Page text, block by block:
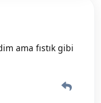
ama fıstık gibi